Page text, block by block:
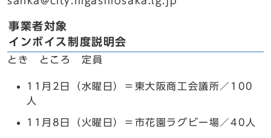
事業者対象
インボイス制度説明会
とき ところ 定員
11月2日（水曜日）＝東大阪商工会議所／100
人
11月8日（火曜日）＝市花園ラグビー場／40人